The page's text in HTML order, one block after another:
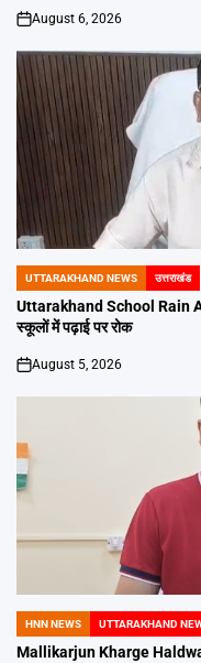
on
August 6, 2026
POSTED
IN
UTTARAKHAND NEWS उत्तराखंड
Uttarakhand School Rain
स्कूलों में पढ़ाई पर रोक
on
August 5, 2026
POSTED
IN
HNN NEWS UTTARAKHAND
Mallikarjun Kharge